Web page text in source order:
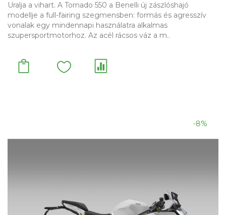
Uralja a vihart. A Tornado 550 a Benelli új zászlóshajó
modellje a full-fairing szegmensben: formás és agresszív
vonalak egy mindennapi használatra alkalmas
szupersportmotorhoz. Az acél rácsos váz a m..
-8%